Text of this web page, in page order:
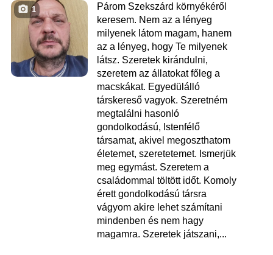
1
Párom Szekszárd környékéről
keresem. Nem az a lényeg
milyenek látom magam, hanem
az a lényeg, hogy Te milyenek
látsz. Szeretek kirándulni,
szeretem az állatokat főleg a
macskákat. Egyedülálló
társkereső vagyok. Szeretném
megtalálni hasonló
gondolkodású, Istenfélő
társamat, akivel megoszthatom
életemet, szeretetemet. Ismerjük
meg egymást. Szeretem a
családommal töltött időt. Komoly
érett gondolkodású társra
vágyom akire lehet számítani
mindenben és nem hagy
magamra. Szeretek játszani,...